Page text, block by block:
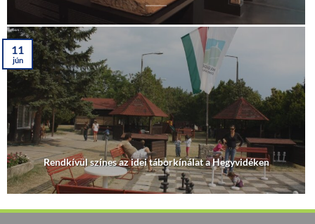
Rendkívül színes az idei táborkínálat a Hegyvidéken
11
jún